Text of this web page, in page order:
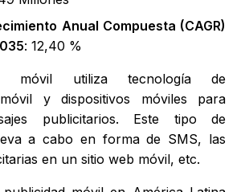
Anual Compuesta (CAGR)
: 12,40 %
móvil utiliza tecnología de
y dispositivos móviles para
publicitarios. Este tipo de
a cabo en forma de SMS, las
en un sitio web móvil, etc.